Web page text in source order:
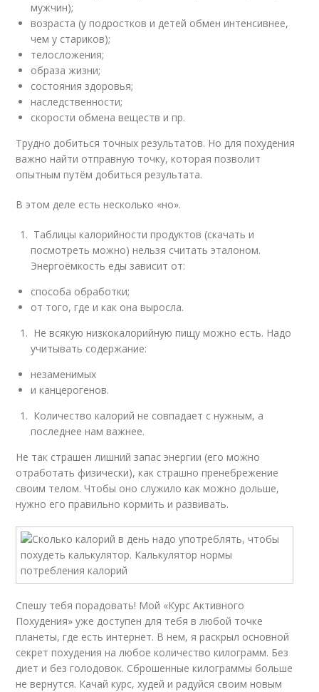
мужчин);
возраста (у подростков и детей обмен интенсивнее,
чем у стариков);
телосложения;
образа жизни;
состояния здоровья;
наследственности;
скорости обмена веществ и пр.
Трудно добиться точных результатов. Но для похудения
важно найти отправную точку, которая позволит
опытным путём добиться результата.
В этом деле есть несколько «но».
Таблицы калорийности продуктов (скачать и
посмотреть можно) нельзя считать эталоном.
Энергоёмкость еды зависит от:
способа обработки;
от того, где и как она выросла.
Не всякую низкокалорийную пищу можно есть. Надо
учитывать содержание:
незаменимых
и канцерогенов.
Количество калорий не совпадает с нужным, а
последнее нам важнее.
Не так страшен лишний запас энергии (его можно
отработать физически), как страшно пренебрежение
своим телом. Чтобы оно служило как можно дольше,
нужно его правильно кормить и развивать.
Спешу тебя порадовать! Мой «Курс Активного
Похудения» уже доступен для тебя в любой точке
планеты, где есть интернет. В нем, я раскрыл основной
секрет похудения на любое количество килограмм. Без
диет и без голодовок. Сброшенные килограммы больше
не вернутся. Качай курс, худей и радуйся своим новым